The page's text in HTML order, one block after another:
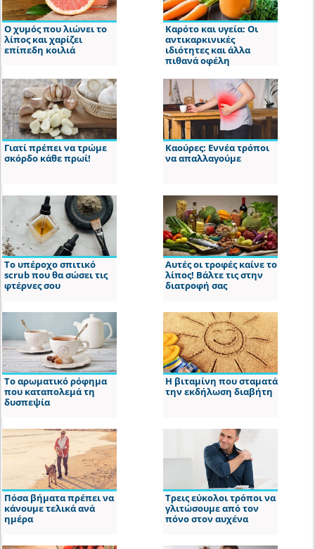
Ο χυμός που λιώνει το
λίπος και χαρίζει
επίπεδη κοιλιά
Καρότο και υγεία: Οι
αντικαρκινικές
ιδιότητες και άλλα
πιθανά οφέλη
Γιατί πρέπει να τρώμε
σκόρδο κάθε πρωί!
Καούρες: Εννέα τρόποι
να απαλλαγούμε
Το υπέροχο σπιτικό
scrub που θα σώσει τις
φτέρνες σου
Αυτές οι τροφές καίνε το
λίπος! Βάλτε τις στην
διατροφή σας
Το αρωματικό ρόφημα
που καταπολεμά τη
δυσπεψία
Η βιταμίνη που σταματά
την εκδήλωση διαβήτη
Πόσα βήματα πρέπει να
κάνουμε τελικά ανά
ημέρα
Τρεις εύκολοι τρόποι να
γλιτώσουμε από τον
πόνο στον αυχένα